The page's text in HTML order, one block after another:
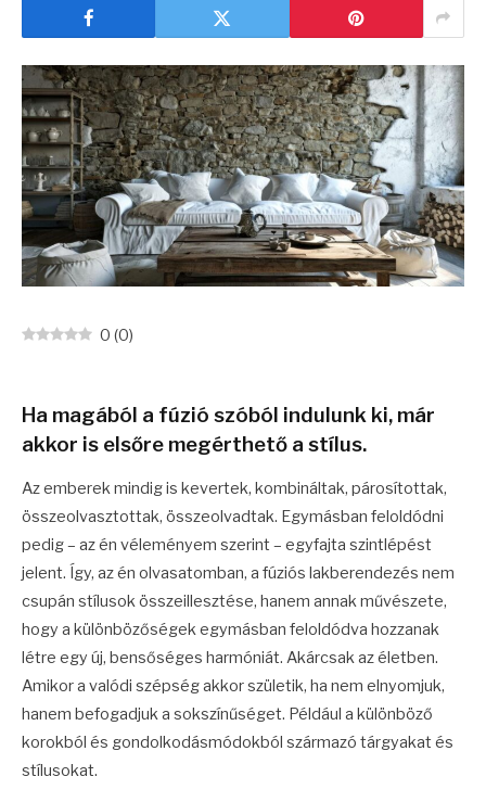
0 (0)
Ha magából a fúzió szóból indulunk ki, már
akkor is elsőre megérthető a stílus.
Az emberek mindig is kevertek, kombináltak, párosítottak,
összeolvasztottak, összeolvadtak. Egymásban feloldódni
pedig – az én véleményem szerint – egyfajta szintlépést
jelent. Így, az én olvasatomban, a fúziós lakberendezés nem
csupán stílusok összeillesztése, hanem annak művészete,
hogy a különbözőségek egymásban feloldódva hozzanak
létre egy új, bensőséges harmóniát. Akárcsak az életben.
Amikor a valódi szépség akkor születik, ha nem elnyomjuk,
hanem befogadjuk a sokszínűséget. Például a különböző
korokból és gondolkodásmódokból származó tárgyakat és
stílusokat.